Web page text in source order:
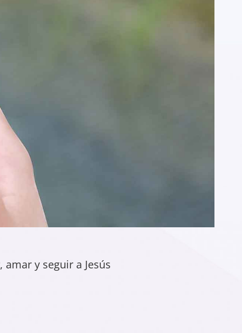
y seguir a Jesús